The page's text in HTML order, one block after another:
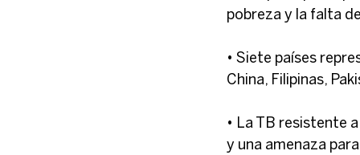
pobreza y la falta
• Siete países
China, Filipinas,
• La TB resistente
y una amenaza